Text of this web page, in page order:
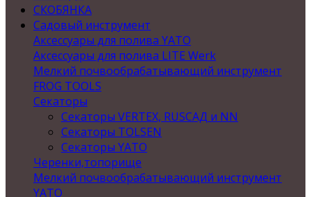
СКОБЯНКА
Садовый инструмент
Аксессуары для полива YATO
Аксессуары для полива LITE Werk
Мелкий почвообрабатывающий инструмент
FROG TOOLS
Секаторы
Секаторы VERTEX, RUSСАД и NN
Секаторы TOLSEN
Секаторы YATO
Черенки,топорище
Мелкий почвообрабатывающий инструмент
YATO